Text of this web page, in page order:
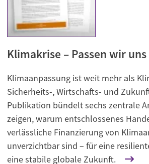
Klimakrise – Passen wir uns
Klimaanpassung ist weit mehr als
Sicherheits-, Wirtschafts- und
Publikation bündelt sechs zentrale
zeigen, warum entschlossenes
verlässliche Finanzierung von
unverzichtbar sind – für eine
eine stabile globale Zukunft.